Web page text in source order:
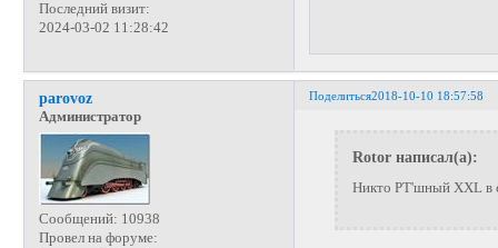
Последний визит:
2024-03-02 11:28:42
Поделиться2018-10-10 18:57:58
parovoz
Администратор
Сообщений: 10938
Провел на форуме:
Rotor написал(а):
Никто РТ'шный XXL в